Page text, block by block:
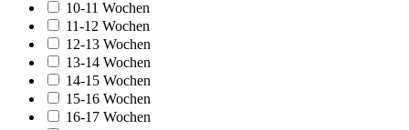
10-11 Wochen
11-12 Wochen
12-13 Wochen
13-14 Wochen
14-15 Wochen
15-16 Wochen
16-17 Wochen